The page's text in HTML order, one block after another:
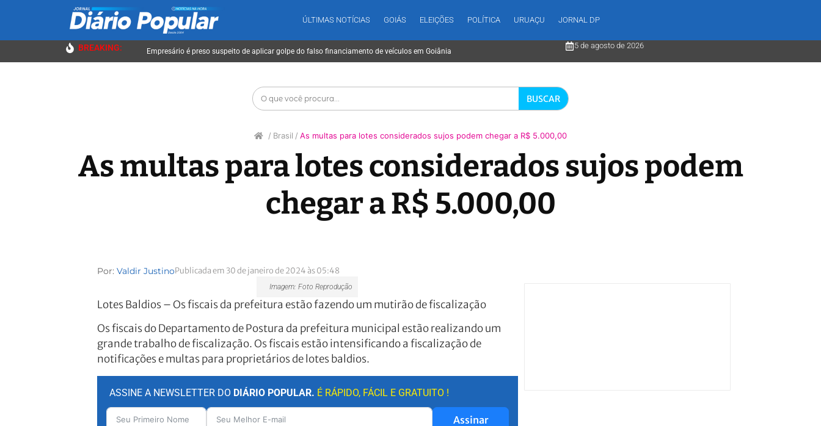
ÚLTIMAS NOTÍCIAS GOIÁS ELEIÇÕES POLÍTICA URUAÇU JORNAL DP
BREAKING: Empresário é preso suspeito de aplicar golpe do falso financiamento de veículos em Goiânia Flávio confirma deputado Alfredo Gaspar como vice em sua chapa
5 de agosto de 2026
BUSCAR
Brasil As multas para lotes considerados sujos podem chegar a R$ 5.000,00
As multas para lotes considerados sujos podem
chegar a R$ 5.000,00
Por: Valdir JustinoPublicada em 30 de janeiro de 2024 às 05:48
Imagem: Foto Reprodução
Lotes Baldios – Os fiscais da prefeitura estão fazendo um mutirão de fiscalização
Os fiscais do Departamento de Postura da prefeitura municipal estão realizando um
grande trabalho de fiscalização. Os fiscais estão intensificando a fiscalização de
notificações e multas para proprietários de lotes baldios.
ASSINE A NEWSLETTER DO DIÁRIO POPULAR. É RÁPIDO, FÁCIL E GRATUITO !
Assinar